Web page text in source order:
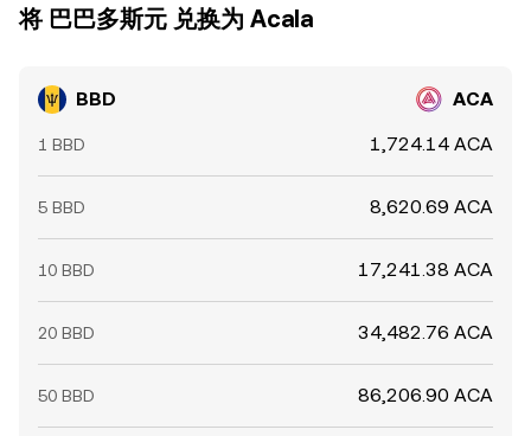
将 巴巴多斯元 兑换为 Acala
BBD ACA
1 BBD 1,724.14 ACA
5 BBD 8,620.69 ACA
10 BBD 17,241.38 ACA
20 BBD 34,482.76 ACA
50 BBD 86,206.90 ACA